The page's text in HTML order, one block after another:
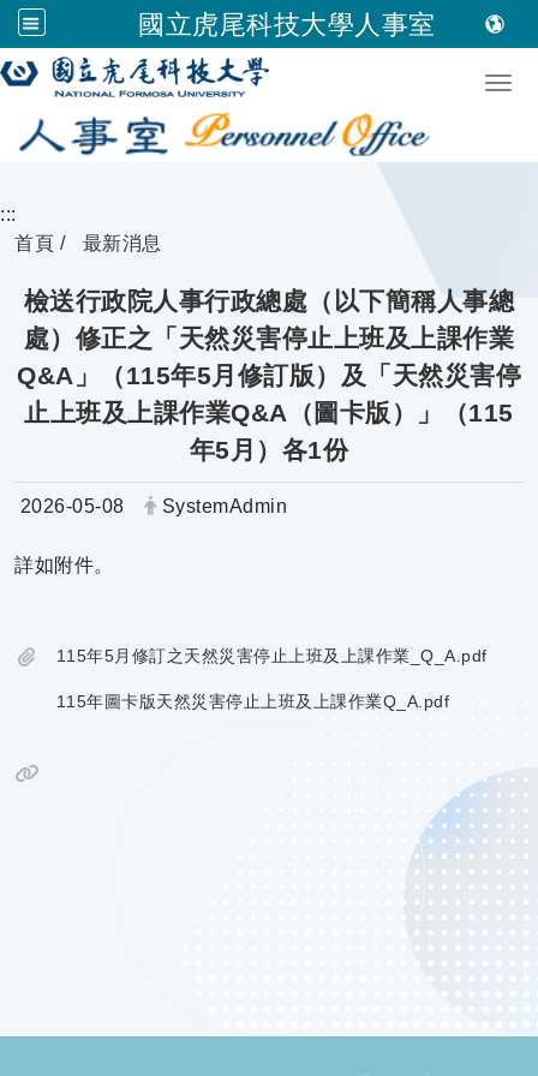
國立虎尾科技大學人事室
跳到主要內容
:::
首頁
最新消息
檢送行政院人事行政總處（以下簡稱人事總
處）修正之「天然災害停止上班及上課作業
Q&A」（115年5月修訂版）及「天然災害停
止上班及上課作業Q&A（圖卡版）」（115
年5月）各1份
日期：
2026-05-08 發布者：
SystemAdmin
詳如附件。
115年5月修訂之天然災害停止上班及上課作業_Q_A.pdf
115年圖卡版天然災害停止上班及上課作業Q_A.pdf